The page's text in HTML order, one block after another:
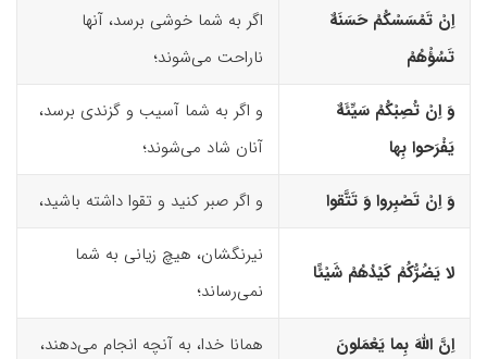
اِنْ تَمْسَسْکُمْ حَسَنَهٌ
تَسُؤْهُمْ
اگر به شما خوشی برسد، آنها
ناراحت می‌شوند؛
وَ اِنْ تُصِبْکُمْ سَیِّئَهٌ
یَفْرَحوا بِها
و اگر به شما آسیب و گزندی برسد،
آنان شاد می‌شوند؛
وَ اِنْ تَصْبِروا وَ تَتَّقوا و اگر صبر کنید و تقوا داشته باشید،
لا یَضُرُّکُمْ کَیْدُهُمْ شَیْئًا
نیرنگشان، هیچ زیانی به شما
نمی‌رساند؛
اِنَّ اللّهَ بِما یَعْمَلونَ
همانا خدا، به آنچه انجام می‌دهند،